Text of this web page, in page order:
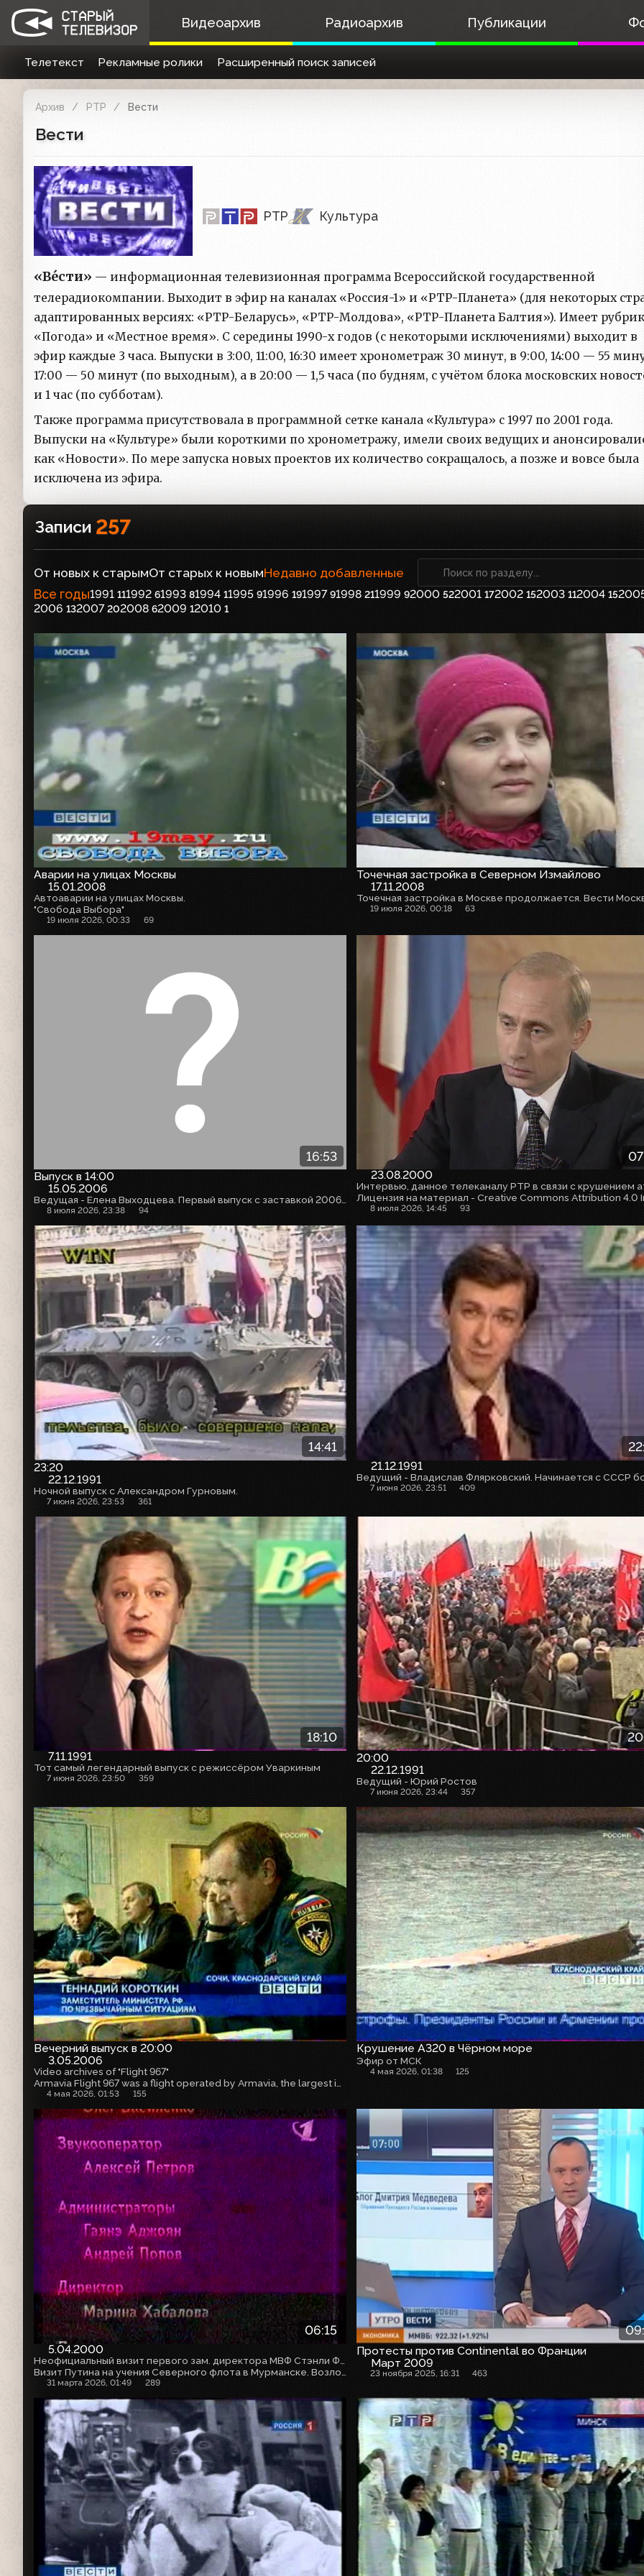
Видеоархив Радиоархив Публикации
Телетекст Рекламные ролики Расширенный поиск записей
Архив РТР Вести
Вести
РТР Культура
«Ве́сти» — информационная телевизионная программа Всероссийской государственной
телерадиокомпании. Выходит в эфир на каналах «Россия-1» и «РТР-Планета» (для некоторых
адаптированных версиях: «РТР-Беларусь», «РТР-Молдова», «РТР-Планета Балтия»). Имеет
«Погода» и «Местное время». C середины 1990-х годов (с некоторыми исключениями) выходит в
эфир каждые 3 часа. Выпуски в 3:00, 11:00, 16:30 имеет хронометраж 30 минут, в 9:00, 14:00 — 55
17:00 — 50 минут (по выходным), а в 20:00 — 1,5 часа (по будням, с учётом блока московских
и 1 час (по субботам).
Также программа присутствовала в программной сетке канала «Культура» с 1997 по 2001 года.
Выпуски на «Культуре» были короткими по хронометражу, имели своих ведущих и
как «Новости». По мере запуска новых проектов их количество сокращалось, а позже и вовсе была
исключена из эфира.
Записи 257
От новых к старымОт старых к новымНедавно добавленные
Все годы1991 111992 61993 81994 11995 91996 191997 91998 211999 92000 522001 172002 152003 112004 15
2006 132007 202008 62009 12010 1
Аварии на улицах Москвы
15.01.2008
Автоаварии на улицах Москвы.
"Свобода Выбора"
19 июля 2026, 00:33 69
Точечная застройка в Северном Измайлово
17.11.2008
19 июля 2026, 00:18 63
16:53
Выпуск в 14:00
15.05.2006
Ведущая - Елена Выходцева. Первый выпуск с заставкой 2006-2010 годов. Скачано с ETVNET
8 июля 2026, 23:38 94
23.08.2000
8 июля 2026, 14:45 93
14:41
23:20
22.12.1991
Ночной выпуск с Александром Гурновым.
7 июня 2026, 23:53 361
21.12.1991
7 июня 2026, 23:51 409
18:10
7.11.1991
Тот самый легендарный выпуск с режиссёром Уваркиным
7 июня 2026, 23:50 359
20:00
22.12.1991
Ведущий - Юрий Ростов
7 июня 2026, 23:44 357
Вечерний выпуск в 20:00
3.05.2006
Video archives of "Flight 967"
Armavia Flight 967 was a flight operated by Armavia, the largest international airline of Armenia on May 3, 2006, from Yerevan in Armenia to Sochi, a Black Sea coastal resort city in Russia. The aircraft crashed into the sea while attempting to conduct a go-around following its first approach to Sochi airport, killing all 113 aboard.
4 мая 2026, 01:53 155
Крушение А320 в Чёрном море
Эфир от МСК
4 мая 2026, 01:38 125
06:15
5.04.2000
31 марта 2026, 01:49 289
Протесты против Continental во Франции
Март 2009
23 ноября 2025, 16:31 463